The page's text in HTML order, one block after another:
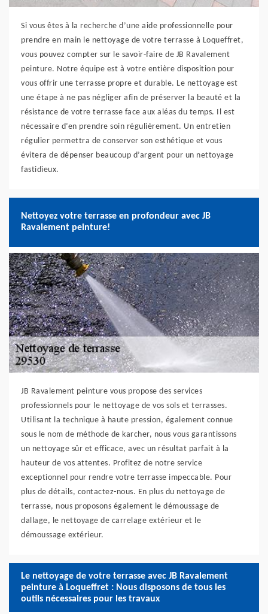
Si vous êtes à la recherche d’une aide professionnelle pour
prendre en main le nettoyage de votre terrasse à Loqueffret,
vous pouvez compter sur le savoir-faire de JB Ravalement
peinture. Notre équipe est à votre entière disposition pour
vous offrir une terrasse propre et durable. Le nettoyage est
une étape à ne pas négliger afin de préserver la beauté et la
résistance de votre terrasse face aux aléas du temps. Il est
nécessaire d’en prendre soin régulièrement. Un entretien
régulier permettra de conserver son esthétique et vous
évitera de dépenser beaucoup d’argent pour un nettoyage
fastidieux.
Nettoyez votre terrasse en profondeur avec JB
Ravalement peinture!
JB Ravalement peinture vous propose des services
professionnels pour le nettoyage de vos sols et terrasses.
Utilisant la technique à haute pression, également connue
sous le nom de méthode de karcher, nous vous garantissons
un nettoyage sûr et efficace, avec un résultat parfait à la
hauteur de vos attentes. Profitez de notre service
exceptionnel pour rendre votre terrasse impeccable. Pour
plus de détails, contactez-nous. En plus du nettoyage de
terrasse, nous proposons également le démoussage de
dallage, le nettoyage de carrelage extérieur et le
démoussage extérieur.
Le nettoyage de votre terrasse avec JB Ravalement
peinture à Loqueffret : Nous disposons de tous les
outils nécessaires pour les travaux